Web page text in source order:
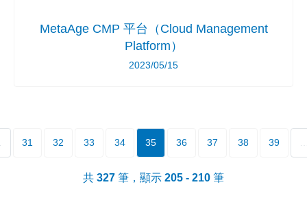
MetaAge CMP 平台（Cloud Management
Platform）
2023/05/15
31 32 33 34 35 36 37 38 39
共 327 筆，顯示 205 - 210 筆